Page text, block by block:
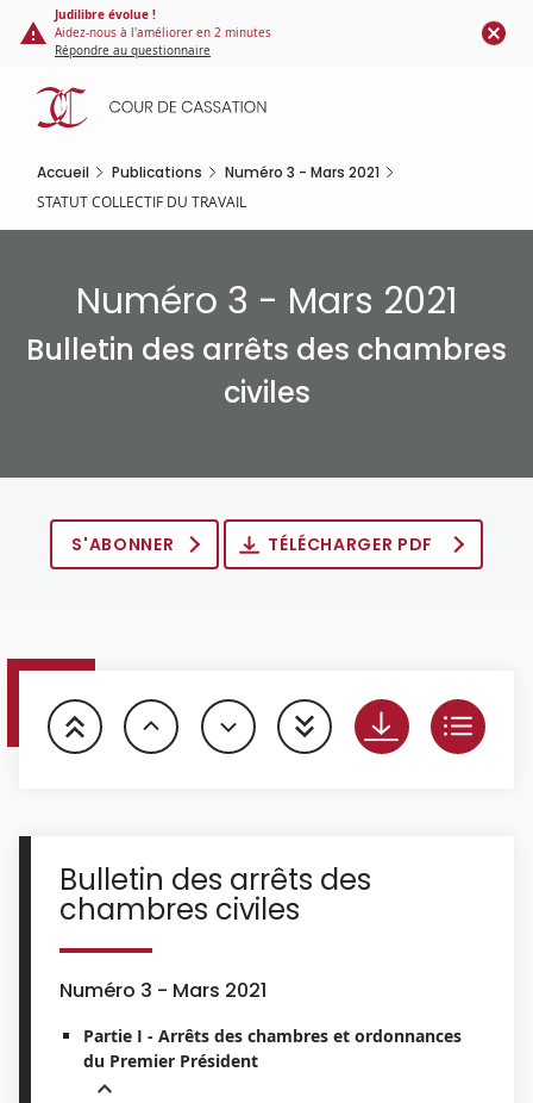
Panneau de gestion des cookies
contenu
principal
Judilibre évolue !
Aidez-nous à l'améliorer en 2 minutes
Répondre au questionnaire
Accueil Publications Numéro 3 - Mars 2021
STATUT COLLECTIF DU TRAVAIL
Numéro 3 - Mars 2021
Bulletin des arrêts des chambres
civiles
S'ABONNER TÉLÉCHARGER PDF
Bulletin des arrêts des
chambres civiles
Numéro 3 - Mars 2021
Partie I - Arrêts des chambres et ordonnances
du Premier Président